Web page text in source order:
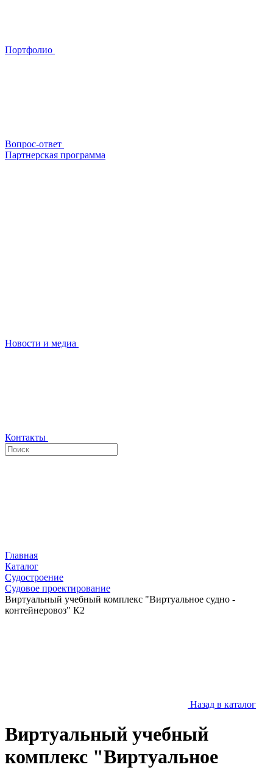
Портфолио
Вопрос-ответ
Партнерская программа
Новости и медиа
Контакты
Главная
Каталог
Судостроение
Судовое проектирование
Виртуальный учебный комплекс "Виртуальное судно -
контейнеровоз" К2
Назад в каталог
Виртуальный учебный
комплекс "Виртуальное